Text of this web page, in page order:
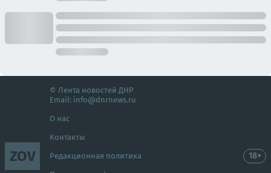
ZOV
© Лента новостей ДНР
Email: info@dnrnews.ru
О нас
Контакты
Редакционная политика 18+